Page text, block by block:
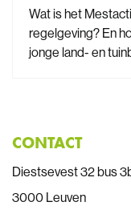
Wat is het
regelgeving? En
jonge land- en
CONTACT
Diestsevest 32 bus
3000 Leuven